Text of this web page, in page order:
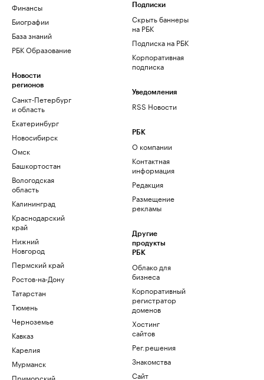
Финансы
Биографии
База знаний
РБК Образование
Новости
регионов
Санкт-Петербург
и область
Екатеринбург
Новосибирск
Омск
Башкортостан
Вологодская
область
Калининград
Краснодарский
край
Нижний
Новгород
Пермский край
Ростов-на-Дону
Татарстан
Тюмень
Черноземье
Кавказ
Карелия
Мурманск
Приморский
Подписки
Скрыть баннеры
на РБК
Подписка на РБК
Корпоративная
подписка
Уведомления
RSS Новости
РБК
О компании
Контактная
информация
Редакция
Размещение
рекламы
Другие
продукты
РБК
Облако для
бизнеса
Корпоративный
регистратор
доменов
Хостинг
сайтов
Рег.решения
Знакомства
Сайт